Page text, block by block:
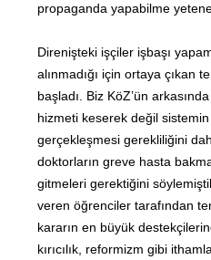
propaganda yapabilme
Direnişteki işçiler işbaşı
alınmadığı için ortaya çıkan
başladı. Biz KöZ’ün
hizmeti keserek değil
gerçekleşmesi gerekliliğini
doktorların greve hasta
gitmeleri gerektiğini
veren öğrenciler tarafından
kararın en büyük
kırıcılık, reformizm gibi